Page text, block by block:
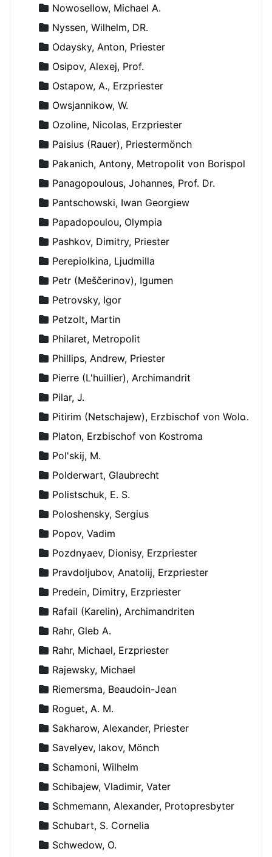
Nowosellow, Michael A.
Nyssen, Wilhelm, DR.
Odaysky, Anton, Priester
Osipov, Alexej, Prof.
Ostapow, A., Erzpriester
Owsjannikow, W.
Ozoline, Nicolas, Erzpriester
Paisius (Rauer), Priestermönch
Pakanich, Antony, Metropolit von Borispol
Panagopoulous, Johannes, Prof. Dr.
Pantschowski, Iwan Georgiew
Papadopoulou, Olympia
Pashkov, Dimitry, Priester
Perepiolkina, Ljudmilla
Petr (Meščerinov), Igumen
Petrovsky, Igor
Petzolt, Martin
Philaret, Metropolit
Phillips, Andrew, Priester
Pierre (L'huillier), Archimandrit
Pilar, J.
Pitirim (Netschajew), Erzbischof von Wolokolamsk und Jurjew
Platon, Erzbischof von Kostroma
Pol'skij, M.
Polderwart, Glaubrecht
Polistschuk, E. S.
Poloshensky, Sergius
Popov, Vadim
Pozdnyaev, Dionisy, Erzpriester
Pravdoljubov, Anatolij, Erzpriester
Predein, Dimitry, Erzpriester
Rafail (Karelin), Archimandriten
Rahr, Gleb A.
Rahr, Michael, Erzpriester
Rajewsky, Michael
Riemersma, Beaudoin-Jean
Roguet, A. M.
Sakharow, Alexander, Priester
Savelyev, Iakov, Mönch
Schamoni, Wilhelm
Schibajew, Vladimir, Vater
Schmemann, Alexander, Protopresbyter
Schubart, S. Cornelia
Schwedow, O.